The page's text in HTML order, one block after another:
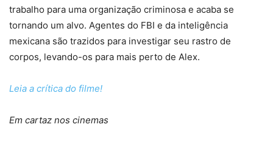
trabalho para uma organização criminosa e acaba se
tornando um alvo. Agentes do FBI e da inteligência
mexicana são trazidos para investigar seu rastro de
corpos, levando-os para mais perto de Alex.
Leia a crítica do filme!
Em cartaz nos cinemas